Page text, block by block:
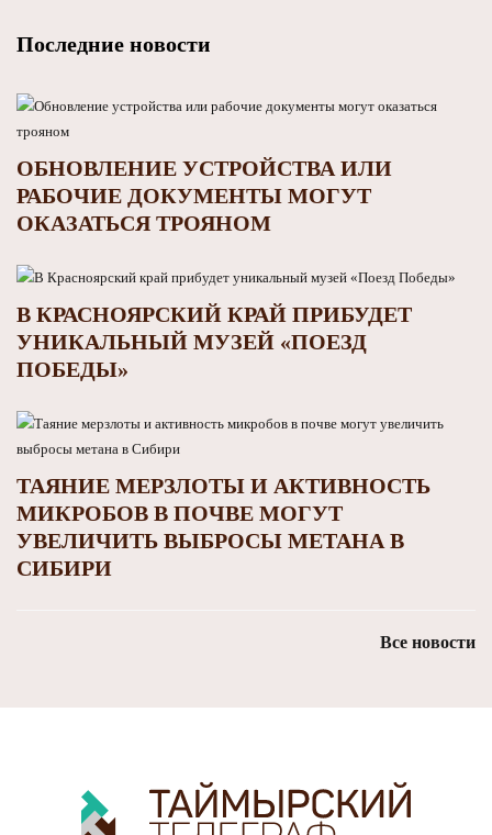
Последние новости
ОБНОВЛЕНИЕ УСТРОЙСТВА ИЛИ
РАБОЧИЕ ДОКУМЕНТЫ МОГУТ
ОКАЗАТЬСЯ ТРОЯНОМ
В КРАСНОЯРСКИЙ КРАЙ ПРИБУДЕТ
УНИКАЛЬНЫЙ МУЗЕЙ «ПОЕЗД
ПОБЕДЫ»
ТАЯНИЕ МЕРЗЛОТЫ И АКТИВНОСТЬ
МИКРОБОВ В ПОЧВЕ МОГУТ
УВЕЛИЧИТЬ ВЫБРОСЫ МЕТАНА В
СИБИРИ
Все новости